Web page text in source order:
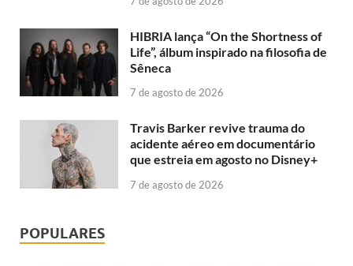
HIBRIA lança “On the Shortness of
Life”, álbum inspirado na filosofia de
Sêneca
7 de agosto de 2026
Travis Barker revive trauma do
acidente aéreo em documentário
que estreia em agosto no Disney+
7 de agosto de 2026
POPULARES